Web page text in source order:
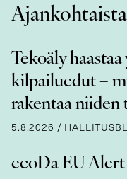
Ajankohtaista
Tekoäly
kilpailuedut –
rakentaa niiden
5.8.2026 /
ecoDa EU Alert